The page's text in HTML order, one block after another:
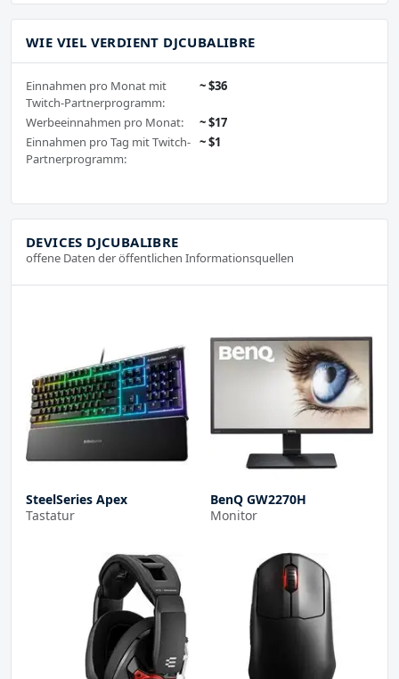
WIE VIEL VERDIENT DJCUBALIBRE
Einnahmen pro Monat mit
Twitch-Partnerprogramm:
~ $36
Werbeeinnahmen pro Monat:
~ $17
Einnahmen pro Tag mit Twitch-
Partnerprogramm:
~ $1
DEVICES DJCUBALIBRE
offene Daten der öffentlichen Informationsquellen
SteelSeries Apex
Tastatur
BenQ GW2270H
Monitor